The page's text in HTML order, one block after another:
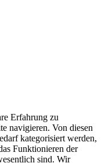
Erfahrung zu
navigieren. Von diesen
kategorisiert werden,
Funktionieren der
sind. Wir